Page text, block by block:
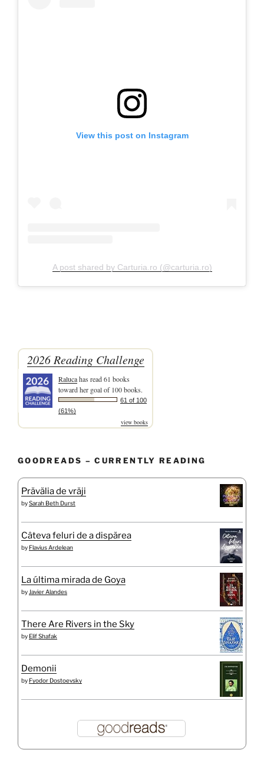
View this post on Instagram
A post shared by Carturia.ro (@carturia.ro)
2026 Reading Challenge
Ralucahas read 61 books
toward her goal of 100 books.
61 of 100
(61%)
view books
GOODREADS – CURRENTLY READING
Prăvălia de vrăji
bySarah Beth Durst
Câteva feluri de a dispărea
by Flavius Ardelean
La última mirada de Goya
by Javier Alandes
There Are Rivers in the Sky
by Elif Shafak
Demonii
by Fyodor Dostoevsky